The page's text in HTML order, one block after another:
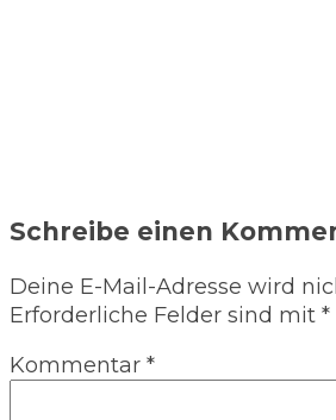
Schreibe einen
Deine E-Mail-Adresse wird
Erforderliche Felder sind mit *
Kommentar *